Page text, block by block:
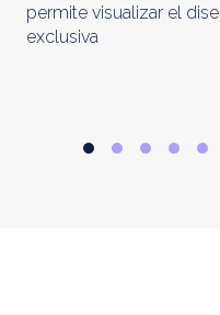
permite visualizar el
exclusiva